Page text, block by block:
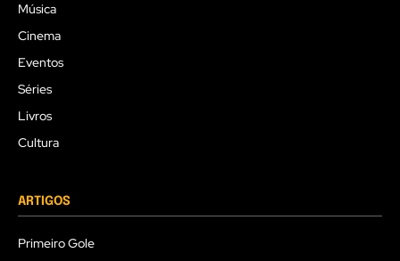
Música
Cinema
Eventos
Séries
Livros
Cultura
ARTIGOS
Primeiro Gole